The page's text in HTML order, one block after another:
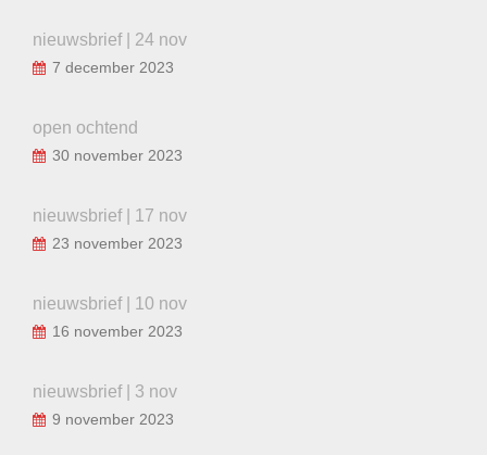
nieuwsbrief | 24 nov
7 december 2023
open ochtend
30 november 2023
nieuwsbrief | 17 nov
23 november 2023
nieuwsbrief | 10 nov
16 november 2023
nieuwsbrief | 3 nov
9 november 2023